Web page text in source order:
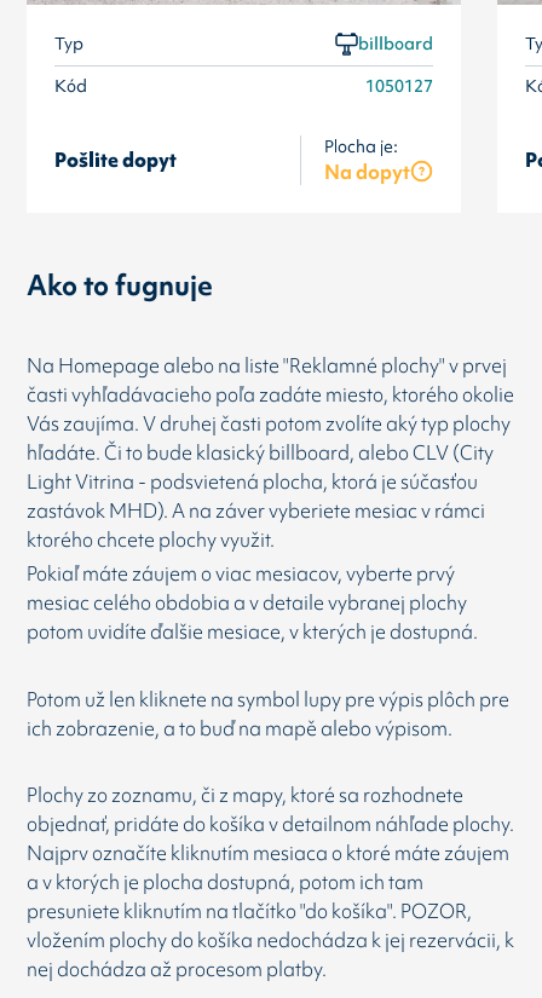
Typ
billboard
Kód
1050127
Pošlite dopyt
Plocha je:
Na dopyt
Ako to fugnuje
Na Homepage alebo na liste "Reklamné plochy" v prvej
časti vyhľadávacieho poľa zadáte miesto, ktorého okolie
Vás zaujíma. V druhej časti potom zvolíte aký typ plochy
hľadáte. Či to bude klasický billboard, alebo CLV (City
Light Vitrina - podsvietená plocha, ktorá je súčasťou
zastávok MHD). A na záver vyberiete mesiac v rámci
ktorého chcete plochy využit.
Pokiaľ máte záujem o viac mesiacov, vyberte prvý
mesiac celého obdobia a v detaile vybranej plochy
potom uvidíte ďalšie mesiace, v kterých je dostupná.
Potom už len kliknete na symbol lupy pre výpis plôch pre
ich zobrazenie, a to buď na mapě alebo výpisom.
Plochy zo zoznamu, či z mapy, ktoré sa rozhodnete
objednať, pridáte do košíka v detailnom náhľade plochy.
Najprv označíte kliknutím mesiaca o ktoré máte záujem
a v ktorých je plocha dostupná, potom ich tam
presuniete kliknutím na tlačítko "do košíka". POZOR,
vložením plochy do košíka nedochádza k jej rezervácii, k
nej dochádza až procesom platby.